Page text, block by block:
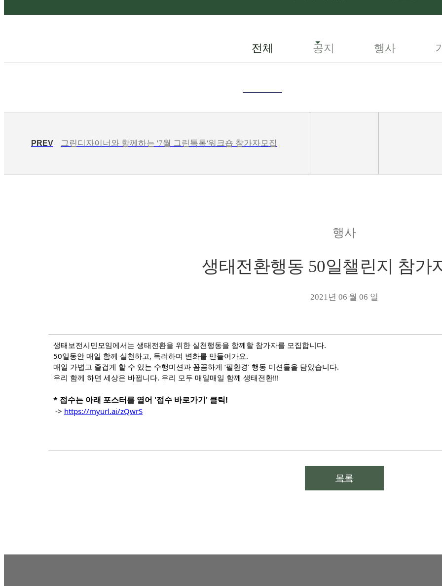
전체 공지 행사
PREV 그린디자이너와 함께하는 '7월 그린톡톡'워크숍 참가자모집
행사
생태전환행동 50일챌린지 참가
2021년 06 월 06 일
생태보전시민모임에서는 생태전환을 위한 실천행동을 함께할 참가자를 모집합니다.
50일동안 매일 함께 실천하고, 독려하며 변화를 만들어가요.
매일 가볍고 즐겁게 할 수 있는 수행미션과 꼼꼼하게 ‘필환경’ 행동 미션들을 담았습니다.
우리 함께 하면 세상은 바뀝니다. 우리 모두 매일매일 함께 생태전환!!!
* 접수는 아래 포스터를 열어 '접수 바로가기' 클릭!
-> https://myurl.ai/zQwrS
목록